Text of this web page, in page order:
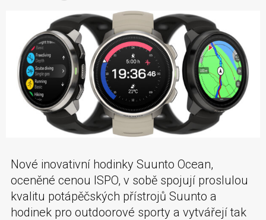
Nové inovativní hodinky Suunto Ocean,
oceněné cenou ISPO, v sobě spojují proslulou
kvalitu potápěčských přístrojů Suunto a
hodinek pro outdoorové sporty a vytvářejí tak